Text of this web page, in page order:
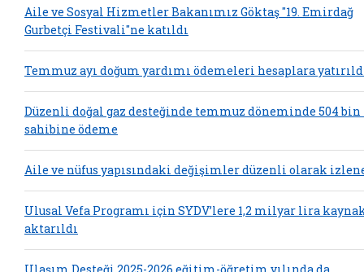
Aile ve Sosyal Hizmetler Bakanımız Göktaş "19. Emirdağ
Gurbetçi Festivali"ne katıldı
Temmuz ayı doğum yardımı ödemeleri hesaplara
Düzenli doğal gaz desteğinde temmuz döneminde 504
sahibine ödeme
Aile ve nüfus yapısındaki değişimler düzenli olarak
Ulusal Vefa Programı için SYDV’lere 1,2 milyar lira
aktarıldı